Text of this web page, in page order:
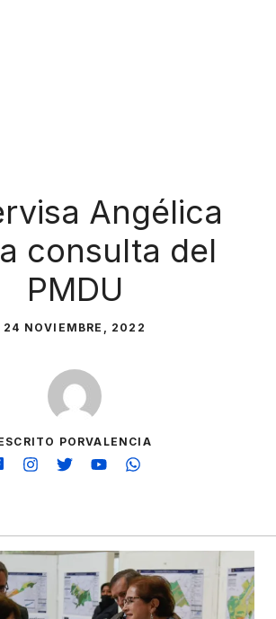
Angélica
consulta del
PMDU
24 NOVIEMBRE, 2022
PORVALENCIA